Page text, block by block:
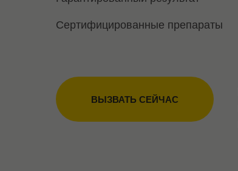
Сертифицированные препараты
ВЫЗВАТЬ СЕЙЧАС